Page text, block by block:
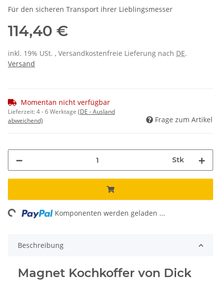
Für den sicheren Transport ihrer Lieblingsmesser
114,40 €
inkl. 19% USt. , Versandkostenfreie Lieferung nach DE.
Versand
Momentan nicht verfügbar
Lieferzeit:4 - 6 Werktage (DE - Ausland
abweichend)
Frage zum Artikel
Stk
Komponenten werden geladen ...
Beschreibung
Magnet Kochkoffer von Dick